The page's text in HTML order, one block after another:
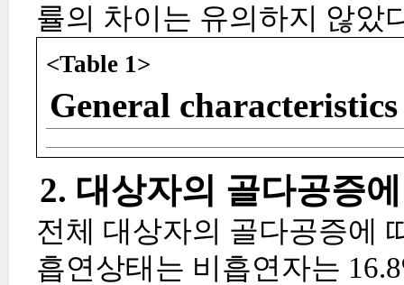
률의 차이는 유의하지 않았
<Table 1>
General
2. 대상자의 골다공증
전체 대상자의 골다공증에
흡연상태는 비흡연자는